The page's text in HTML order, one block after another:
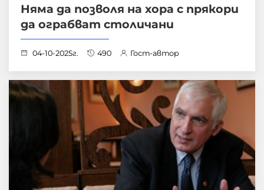
Няма да позволя на хора с прякори
да ограбват столичани
04-10-2025г. 490 Гост-автор